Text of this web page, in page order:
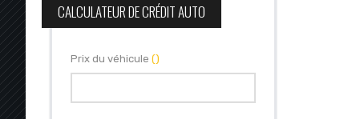
CALCULATEUR DE CRÉDIT AUTO
Prix du véhicule ()